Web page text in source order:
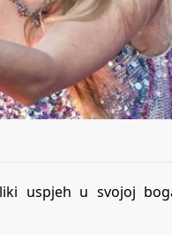
uspjeh u svojoj